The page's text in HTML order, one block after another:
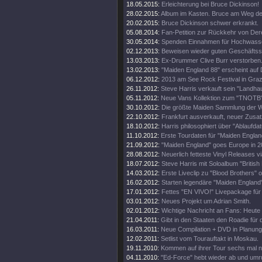
18.05.2015: Erleichterung bei Bruce Dickinson!
28.02.2015: Album im Kasten. Bruce am Weg
20.02.2015: Bruce Dickinson schwer erkrankt.
05.08.2014: Fan-Petition zur Rückkehr von
30.05.2014: Spenden Einnahmen für
02.12.2013: Beweisen wieder guten
13.03.2013: Ex-Drummer Clive Burr verstorben.
13.02.2013: "Maiden England 88" erscheint auf
06.12.2012: 2013 am See Rock Festival in Graz
26.11.2012: Steve Harris verkauft sein
05.11.2012: Neue Vans Kollektion zum
30.10.2012: Die größte Maiden Sammlung der
22.10.2012: Frankfurt ausverkauft, neuer
18.10.2012: Harris philosophiert über
11.10.2012: Erste Tourdaten für "Maiden
21.09.2012: "Maiden England" goes Europe in
28.08.2012: Neuerlich fetteste Vinyl Releases
18.07.2012: Steve Harris mit Soloalbum "British
14.03.2012: Erste Liveclip zu "Blood Brothers"
16.02.2012: Starten legendäre "Maiden
17.01.2012: Fettes "EN VIVO!" Livepackage
03.01.2012: Neues Projekt um Adrian Smith.
02.01.2012: Wichtige Nachricht an Fans: Heute
21.04.2011: Gibt in den Staaten den Roadie für
16.03.2011: Neue Compilation + DVD in
12.02.2011: Setlist vom Tourauftakt in Moskau.
19.11.2010: Kommen auf ihrer Tour sechs mal
04.11.2010: "Ed-Force" hebt wieder ab und